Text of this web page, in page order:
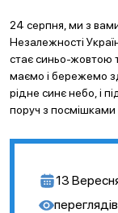
24 серпня, ми з
Незалежності
стає синьо-жовтою
маємо і бережемо
рідне синє небо, і
поруч з посмішками
13
переглядів